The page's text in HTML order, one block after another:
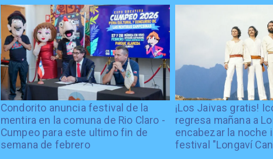
Condorito anuncia festival de la
mentira en la comuna de Rio Claro -
Cumpeo para este ultimo fin de
semana de febrero
¡Los Jaivas gratis!
regresa mañana a
encabezar la noche
festival "Longaví